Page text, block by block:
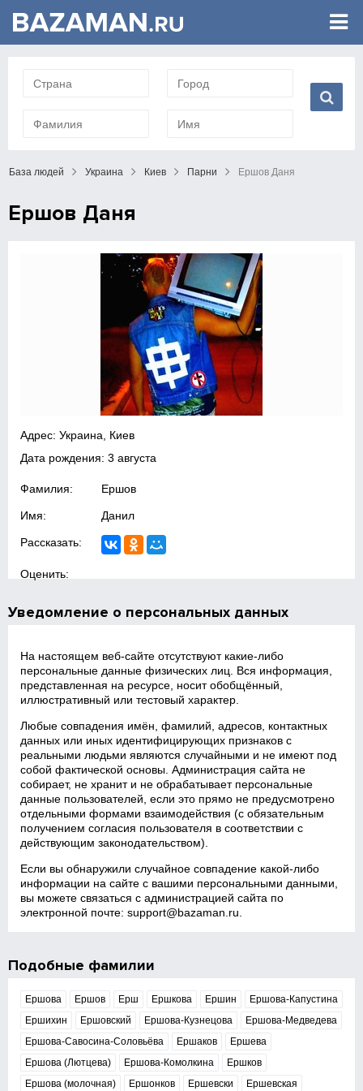
База людей Украина Киев Парни Ершов Даня
Ершов Даня
Адрес: Украина, Киев
Дата рождения: 3 августа
Фамилия: Ершов
Имя: Данил
Рассказать:
Оценить:
Уведомление о персональных данных
На настоящем веб‑сайте отсутствуют какие‑либо
персональные данные физических лиц. Вся информация,
представленная на ресурсе, носит обобщённый,
иллюстративный или тестовый характер.
Любые совпадения имён, фамилий, адресов, контактных
данных или иных идентифицирующих признаков с
реальными людьми являются случайными и не имеют под
собой фактической основы. Администрация сайта не
собирает, не хранит и не обрабатывает персональные
данные пользователей, если это прямо не предусмотрено
отдельными формами взаимодействия (с обязательным
получением согласия пользователя в соответствии с
действующим законодательством).
Если вы обнаружили случайное совпадение какой‑либо
информации на сайте с вашими персональными данными,
вы можете связаться с администрацией сайта по
электронной почте:support@bazaman.ru
Подобные фамилии
Ершова Ершов Ерш Ершкова Ершин
Ершова-Капустина
Ершихин
Ершовский Ершова-Кузнецова
Ершова-Медведева
Ершова-Савосина-Соловьёва
Ершаков
Ершева
Ершова (Лютцева)
Ершова-Комолкина
Ершков
Ершова (молочная)
Ершонков Ершевски Ершевская